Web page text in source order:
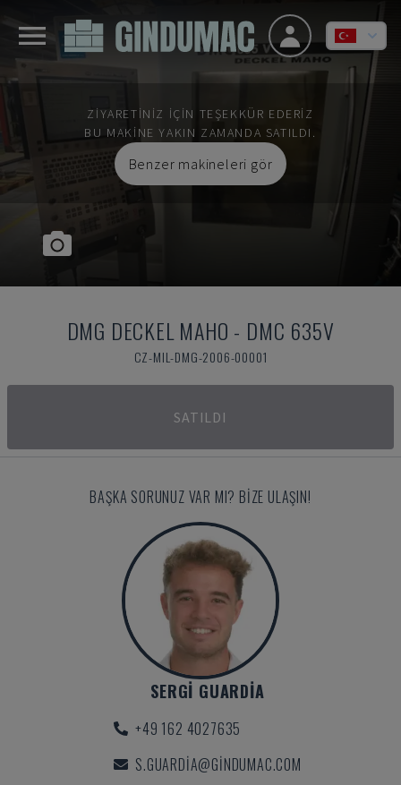
ZIYARETINIZ IÇIN TEŞEKKÜR EDERIZ
BU MAKINE YAKIN ZAMANDA SATILDI.
Benzer makineleri gör
DMG DECKEL MAHO - DMC 635V
CZ-MIL-DMG-2006-00001
SATILDI
BAŞKA SORUNUZ VAR MI? BIZE ULAŞIN!
SERGI GUARDIA
+49 162 4027635
S.GUARDIA@GINDUMAC.COM